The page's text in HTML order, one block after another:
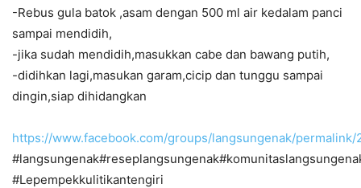
-Rebus gula batok ,asam dengan 500 ml air kedalam panci
sampai mendidih,
-jika sudah mendidih,masukkan cabe dan bawang putih,
-didihkan lagi,masukan garam,cicip dan tunggu sampai
dingin,siap dihidangkan
https://www.facebook.com/groups/langsungenak/
#Lepempekkulitikantengiri